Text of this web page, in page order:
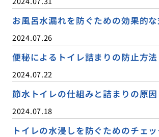
お風呂水漏れを防ぐための効果的
2024.07.26
便秘によるトイレ詰まりの防止方法
2024.07.22
節水トイレの仕組みと詰まりの原因
2024.07.18
トイレの水浸しを防ぐためのチェ